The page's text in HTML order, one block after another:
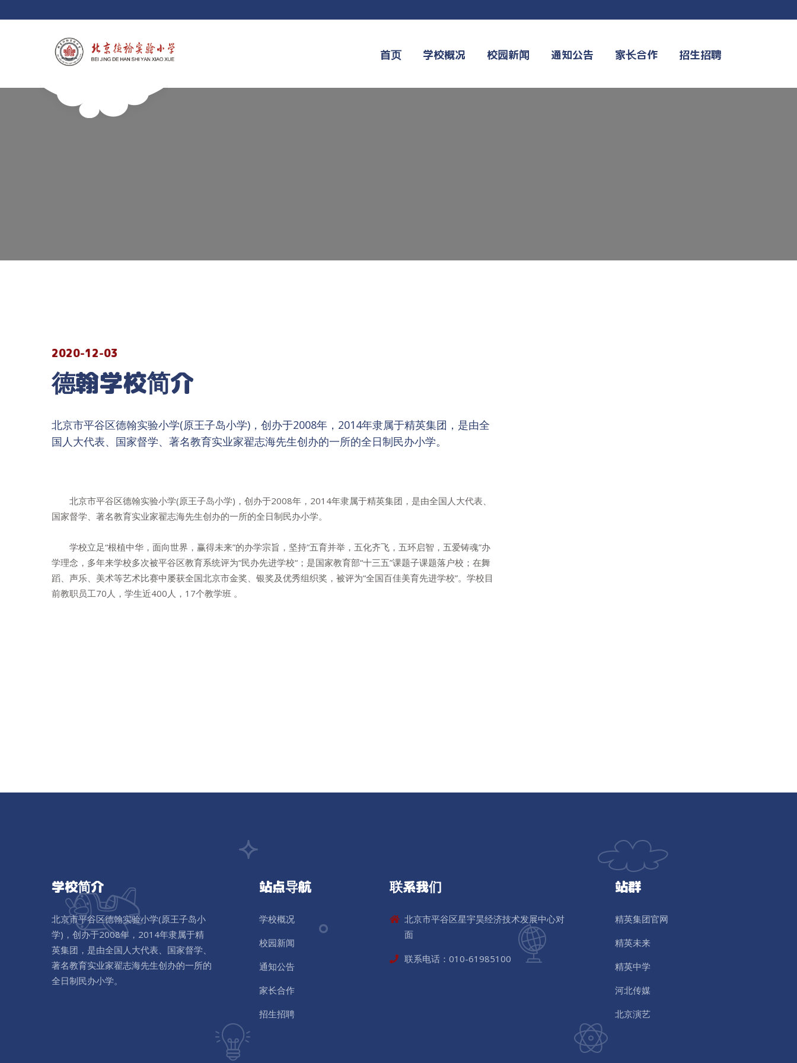
首页 学校概况 校园新闻 通知公告 家长合作 招生招聘
2020-12-03
德翰学校简介
北京市平谷区德翰实验小学(原王子岛小学)，创办于2008年，2014年隶属于精英集团，是由全
国人大代表、国家督学、著名教育实业家翟志海先生创办的一所的全日制民办小学。
北京市平谷区德翰实验小学(原王子岛小学)，创办于2008年，2014年隶属于精英集团，是由全国人大代表、
国家督学、著名教育实业家翟志海先生创办的一所的全日制民办小学。
学校立足“根植中华，面向世界，赢得未来”的办学宗旨，坚持“五育并举，五化齐飞，五环启智，五爱铸魂”办
学理念，多年来学校多次被平谷区教育系统评为“民办先进学校“；是国家教育部“十三五”课题子课题落户校；在舞
蹈、声乐、美术等艺术比赛中屡获全国北京市金奖、银奖及优秀组织奖，被评为“全国百佳美育先进学校”。学校目
前教职员工70人，学生近400人，17个教学班 。
学校简介
北京市平谷区德翰实验小学(原王子岛小
学)，创办于2008年，2014年隶属于精
英集团，是由全国人大代表、国家督学、
著名教育实业家翟志海先生创办的一所的
全日制民办小学。
站点导航
学校概况
校园新闻
通知公告
家长合作
招生招聘
联系我们
北京市平谷区星宇昊经济技术发展中心对
面
联系电话：010-61985100
站群
精英集团官网
精英未来
精英中学
河北传媒
北京演艺